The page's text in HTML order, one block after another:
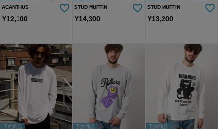
ACANTHUS
¥12,100
STUD MUFFIN
¥14,300
STUD MUFFIN
¥13,200
予約商品
予約商品
予約商品